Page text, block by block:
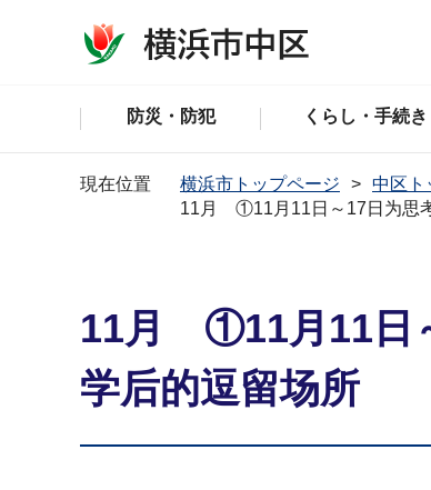
防災・防犯 くらし・手続き
現在位置 横浜市トップページ 中区ト
11月 ①11月11日～17日为思
11月 ①11月11日
学后的逗留场所